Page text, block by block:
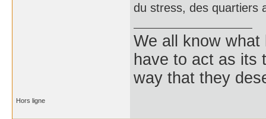
du stress, des quartiers
We all know what
have to act as its
way that they
Hors ligne